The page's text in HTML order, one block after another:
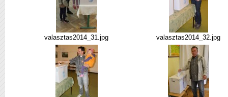
valasztas2014_31.jpg valasztas2014_32.jpg